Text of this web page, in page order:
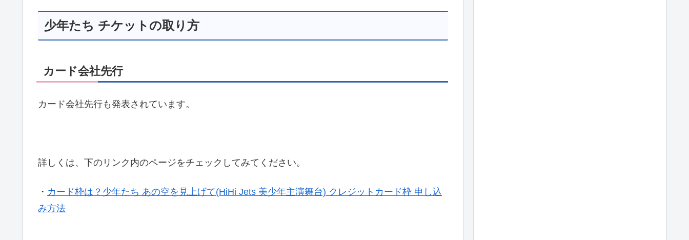
少年たち チケットの取り方
カード会社先行
カード会社先行も発表されています。
詳しくは、下のリンク内のページをチェックしてみてください。
・ カード枠は？少年たち あの空を見上げて(HiHi Jets 美少年主演舞台) クレジットカード枠 申し込
み方法